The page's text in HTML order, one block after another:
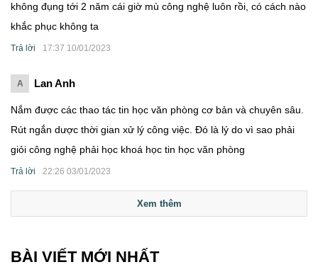
không đụng tới 2 năm cái giờ mù công nghệ luôn rồi, có cách nào
khắc phục không ta
Trả lời 17:37 10/01/2023
A Lan Anh
Nắm được các thao tác tin học văn phòng cơ bản và chuyên sâu.
Rút ngắn dược thời gian xử lý công việc. Đó là lý do vì sao phải
giỏi công nghệ phải học khoá học tin học văn phòng
Trả lời 22:26 03/01/2023
Xem thêm
BÀI VIẾT MỚI NHẤT